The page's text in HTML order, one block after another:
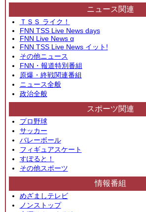
ニュース関連
ＴＳＳ ライク！
FNN TSS Live News days
FNN Live News α
FNN TSS Live News イット!
その他ニュース
FNN・報道特別番組
原爆・終戦関連番組
ニュース全般
政治全般
スポーツ関連
プロ野球
サッカー
バレーボール
フィギュアスケート
すぽると！
その他スポーツ
情報番組
めざましテレビ
ノンストップ